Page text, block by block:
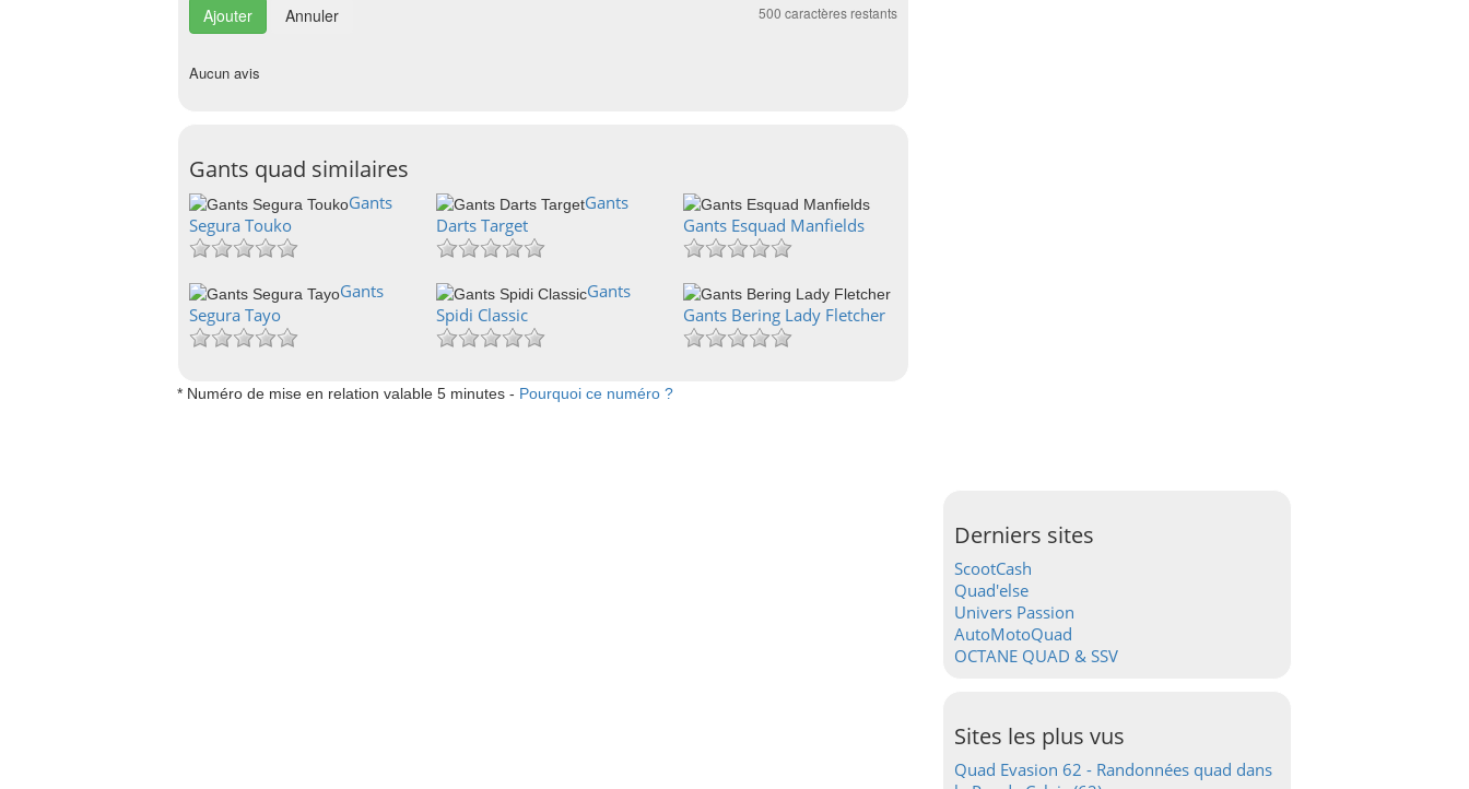
Annuler 500 caractères restants
Aucun avis
Gants quad similaires
Gants
Segura Touko
Gants
Darts Target
Gants Esquad Manfields
Gants
Segura Tayo
Gants
Spidi Classic
Gants Bering Lady Fletcher
* Numéro de mise en relation valable 5 minutes - Pourquoi ce numéro ?
Derniers sites
ScootCash
Quad'else
Univers Passion
AutoMotoQuad
OCTANE QUAD & SSV
Sites les plus vus
Quad Evasion 62 - Randonnées quad dans